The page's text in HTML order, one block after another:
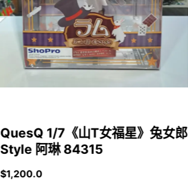
QuesQ 1/7《山T女福星》兔女郎
Style 阿琳 84315
$1,200.0